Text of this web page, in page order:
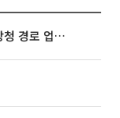
태풍 '돌핀' 오키나와 접근…일본기상청 경로 업데이트